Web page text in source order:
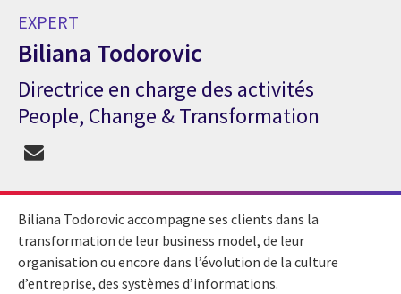
EXPERT
Biliana Todorovic
Expert Biliana Todorovic
Directrice en charge des activités
People, Change & Transformation
Biliana Todorovic accompagne ses clients dans la
transformation de leur business model, de leur
organisation ou encore dans l’évolution de la culture
d’entreprise, des systèmes d’informations.